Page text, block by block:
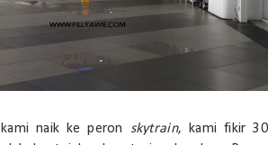
naik ke peron skytrain, kami fikir 30